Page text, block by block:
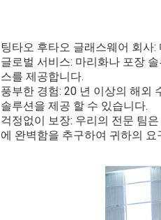
팅타오 후타오 글래스웨어 회사
글로벌 서비스: 마리화나 포장
스를 제공합니다.
풍부한 경험: 20 년 이상의 해외
솔루션을 제공 할 수 있습니다.
걱정없이 보장: 우리의 전문 팀
에 완벽함을 추구하여 귀하의